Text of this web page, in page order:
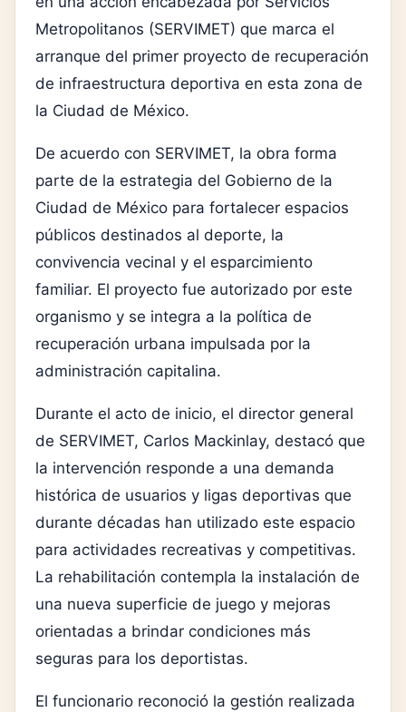
Metropolitanos (SERVIMET) que marca el
arranque del primer proyecto de recuperación
de infraestructura deportiva en esta zona de
la Ciudad de México.
De acuerdo con SERVIMET, la obra forma
parte de la estrategia del Gobierno de la
Ciudad de México para fortalecer espacios
públicos destinados al deporte, la
convivencia vecinal y el esparcimiento
familiar. El proyecto fue autorizado por este
organismo y se integra a la política de
recuperación urbana impulsada por la
administración capitalina.
Durante el acto de inicio, el director general
de SERVIMET, Carlos Mackinlay, destacó que
la intervención responde a una demanda
histórica de usuarios y ligas deportivas que
durante décadas han utilizado este espacio
para actividades recreativas y competitivas.
La rehabilitación contempla la instalación de
una nueva superficie de juego y mejoras
orientadas a brindar condiciones más
seguras para los deportistas.
El funcionario reconoció la gestión realizada